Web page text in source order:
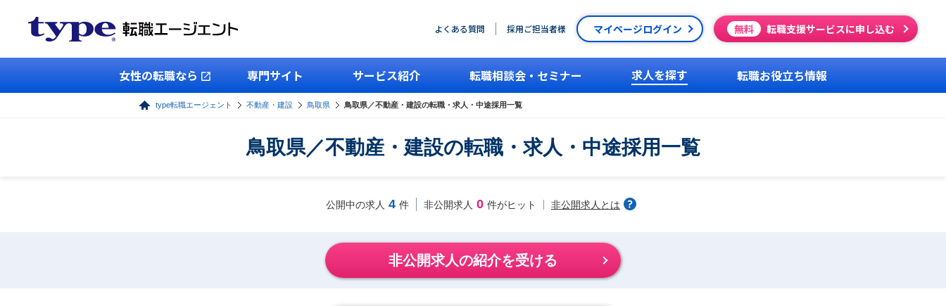
よくある質問 採用ご担当者様 マイページログイン 無料 転職支援サービスに申し込む
女性の転職なら 専門サイト サービス紹介 転職相談会・セミナー 求人を探す 転職お役立ち情報
type転職エージェント 不動産・建設 鳥取県 鳥取県／不動産・建設の転職・求人・中途採用一覧
鳥取県／不動産・建設の転職・求人・中途採用一覧
公開中の求人 4 件 非公開求人 0 件がヒット 非公開求人とは
非公開求人の紹介を受ける